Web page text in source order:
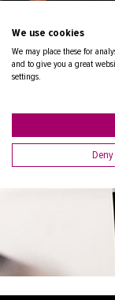
We use cookies
We may place these for
and to give you a great
settings.
Deny